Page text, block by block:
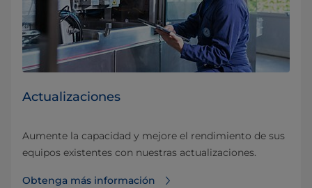
Actualizaciones
Aumente la capacidad y mejore el rendimiento de sus
equipos existentes con nuestras actualizaciones.
Obtenga más información